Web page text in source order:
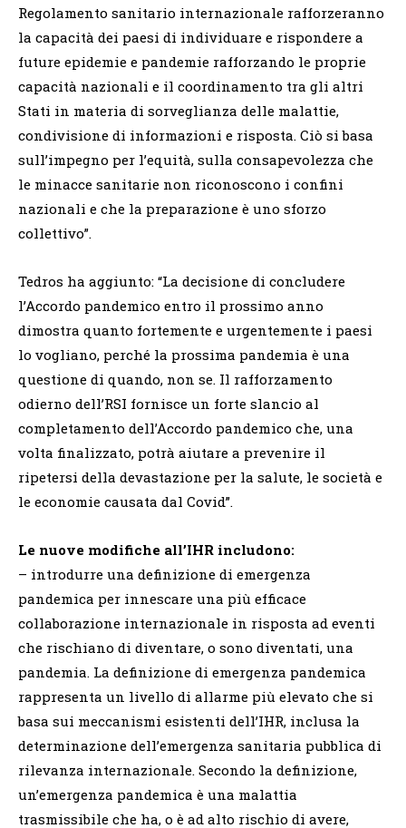
Regolamento sanitario internazionale rafforzeranno
la capacità dei paesi di individuare e rispondere a
future epidemie e pandemie rafforzando le proprie
capacità nazionali e il coordinamento tra gli altri
Stati in materia di sorveglianza delle malattie,
condivisione di informazioni e risposta. Ciò si basa
sull’impegno per l’equità, sulla consapevolezza che
le minacce sanitarie non riconoscono i confini
nazionali e che la preparazione è uno sforzo
collettivo”.
Tedros ha aggiunto: “La decisione di concludere
l’Accordo pandemico entro il prossimo anno
dimostra quanto fortemente e urgentemente i paesi
lo vogliano, perché la prossima pandemia è una
questione di quando, non se. Il rafforzamento
odierno dell’RSI fornisce un forte slancio al
completamento dell’Accordo pandemico che, una
volta finalizzato, potrà aiutare a prevenire il
ripetersi della devastazione per la salute, le società e
le economie causata dal Covid”.
Le nuove modifiche all’IHR includono:
– introdurre una definizione di emergenza
pandemica per innescare una più efficace
collaborazione internazionale in risposta ad eventi
che rischiano di diventare, o sono diventati, una
pandemia. La definizione di emergenza pandemica
rappresenta un livello di allarme più elevato che si
basa sui meccanismi esistenti dell’IHR, inclusa la
determinazione dell’emergenza sanitaria pubblica di
rilevanza internazionale. Secondo la definizione,
un’emergenza pandemica è una malattia
trasmissibile che ha, o è ad alto rischio di avere,